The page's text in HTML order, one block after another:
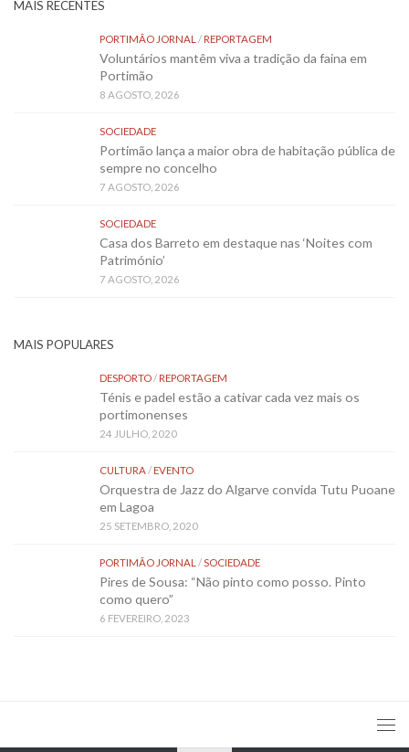
MAIS RECENTES
PORTIMÃO JORNAL /REPORTAGEM
Voluntários mantêm viva a tradição da faina em
Portimão
8 AGOSTO, 2026
SOCIEDADE
Portimão lança a maior obra de habitação pública de
sempre no concelho
7 AGOSTO, 2026
SOCIEDADE
Casa dos Barreto em destaque nas ‘Noites com
Património’
7 AGOSTO, 2026
MAIS POPULARES
DESPORTO /REPORTAGEM
Ténis e padel estão a cativar cada vez mais os
portimonenses
24 JULHO, 2020
CULTURA /EVENTO
Orquestra de Jazz do Algarve convida Tutu Puoane
em Lagoa
25 SETEMBRO, 2020
PORTIMÃO JORNAL / SOCIEDADE
Pires de Sousa: “Não pinto como posso. Pinto
como quero”
6 FEVEREIRO, 2023